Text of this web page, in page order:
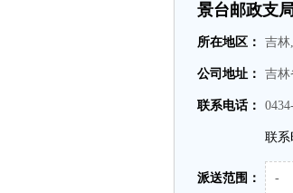
景台邮政支
所在地区： 吉林
公司地址： 吉林
联系电话：
联系
派送范围： -